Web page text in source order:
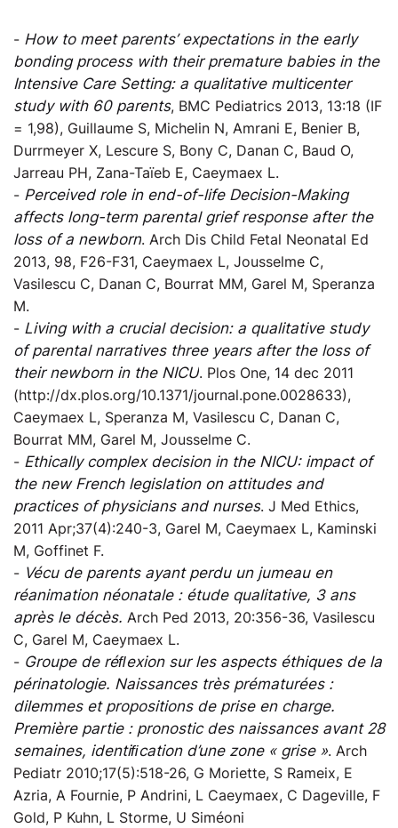
- How to meet parents’ expectations in the early
bonding process with their premature babies in the
Intensive Care Setting: a qualitative multicenter
study with 60 parents, BMC Pediatrics 2013, 13:18 (IF
= 1,98), Guillaume S, Michelin N, Amrani E, Benier B,
Durrmeyer X, Lescure S, Bony C, Danan C, Baud O,
Jarreau PH, Zana-Taïeb E, Caeymaex L.
- Perceived role in end-of-life Decision-Making
affects long-term parental grief response after the
loss of a newborn. Arch Dis Child Fetal Neonatal Ed
2013, 98, F26-F31, Caeymaex L, Jousselme C,
Vasilescu C, Danan C, Bourrat MM, Garel M, Speranza
M.
- Living with a crucial decision: a qualitative study
of parental narratives three years after the loss of
their newborn in the NICU. Plos One, 14 dec 2011
(http://dx.plos.org/10.1371/journal.pone.0028633),
Caeymaex L, Speranza M, Vasilescu C, Danan C,
Bourrat MM, Garel M, Jousselme C.
- Ethically complex decision in the NICU: impact of
the new French legislation on attitudes and
practices of physicians and nurses. J Med Ethics,
2011 Apr;37(4):240-3, Garel M, Caeymaex L, Kaminski
M, Goffinet F.
- Vécu de parents ayant perdu un jumeau en
réanimation néonatale : étude qualitative, 3 ans
après le décès. Arch Ped 2013, 20:356-36, Vasilescu
C, Garel M, Caeymaex L.
- Groupe de réﬂexion sur les aspects éthiques de la
périnatologie. Naissances très prématurées :
dilemmes et propositions de prise en charge.
Première partie : pronostic des naissances avant 28
semaines, identiﬁcation d’une zone « grise ». Arch
Pediatr 2010;17(5):518-26, G Moriette, S Rameix, E
Azria, A Fournie, P Andrini, L Caeymaex, C Dageville, F
Gold, P Kuhn, L Storme, U Siméoni